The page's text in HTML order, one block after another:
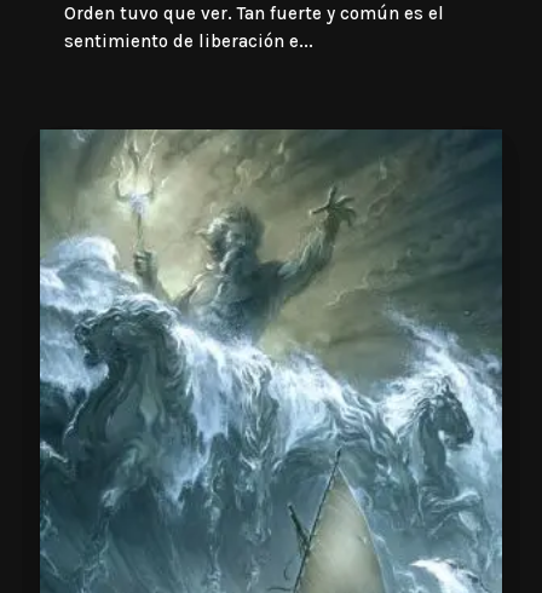
Orden tuvo que ver. Tan fuerte y común es el
sentimiento de liberación e...